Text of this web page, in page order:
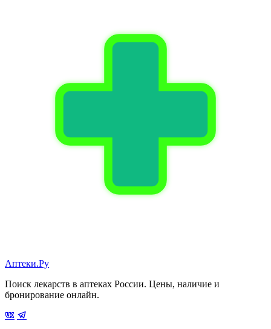
Аптеки.Ру
Поиск лекарств в аптеках России. Цены, наличие и
бронирование онлайн.